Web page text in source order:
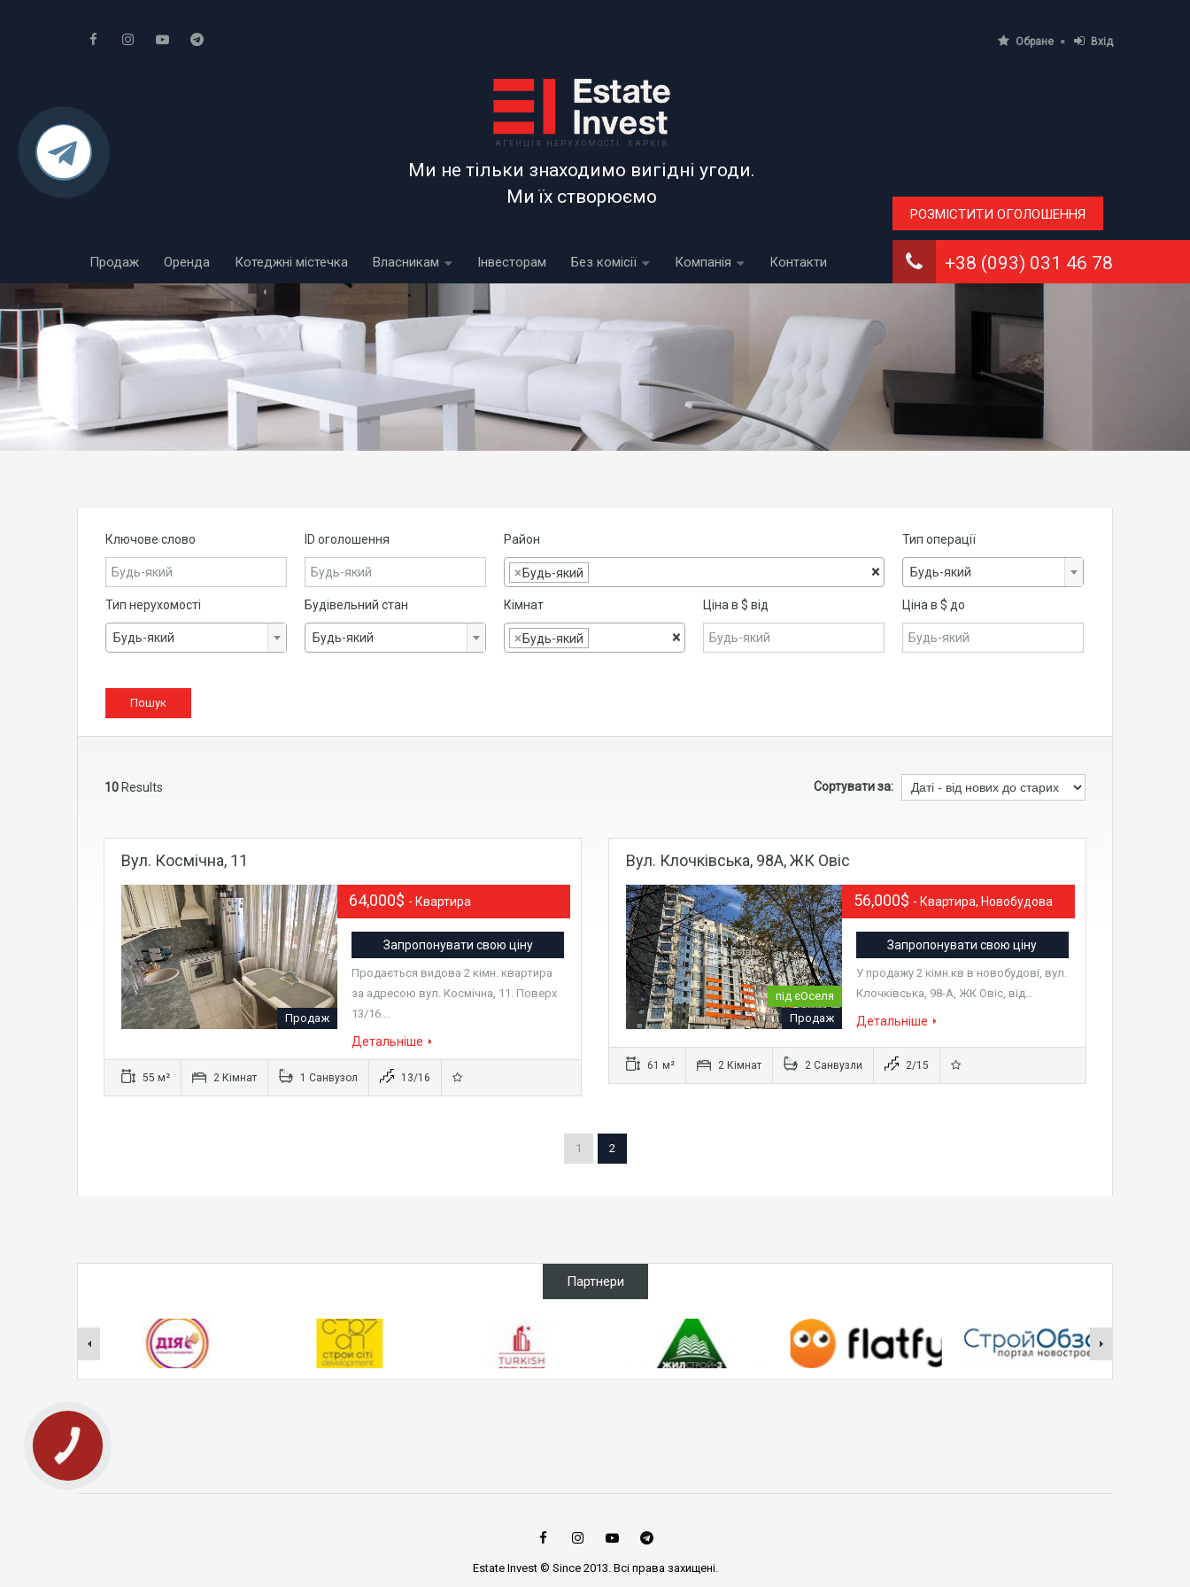
Обране Вхід
АГЕНЦІЯ НЕРУХОМОСТІ. ХАРКІВ
Ми не тільки знаходимо вигідні угоди.
Ми їх створюємо
Продаж Оренда Котеджні містечка Власникам Інвесторам Без комісії Компанія Контакти
РОЗМІСТИТИ ОГОЛОШЕННЯ
+38 (093) 031 46 78
Ключове слово ID оголошення Район
×
× Будь-який
Тип операції
Будь-який
Тип нерухомості
Будь-який
Будівельний стан
Будь-який
Кімнат
×
× Будь-який
Ціна в $ від Ціна в $ до
10 Results Сортувати за:
Вул. Космічна, 11
Продаж
64,000$ - Квартира
Запропонувати свою ціну
Продається видова 2 кімн. квартира
за адресою вул. Космічна, 11. Поверх
13/16.…
Детальніше
55 м² 2 Кімнат 1 Санвузол 13/16
Вул. Клочківська, 98А, ЖК Овіс
під єОселя
Продаж
56,000$ - Квартира, Новобудова
Запропонувати свою ціну
У продажу 2 кімн.кв в новобудові, вул.
Клочківська, 98-А, ЖК Овіс, від…
Детальніше
61 м² 2 Кімнат 2 Санвузли 2/15
1 2
Партнери
Estate Invest © Since 2013. Всі права захищені.